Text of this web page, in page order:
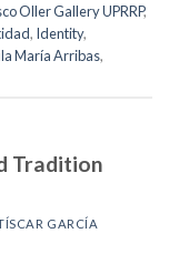
Oller Gallery UPRRP,
, Identity,
María Arribas,
Tradition
GARCÍA